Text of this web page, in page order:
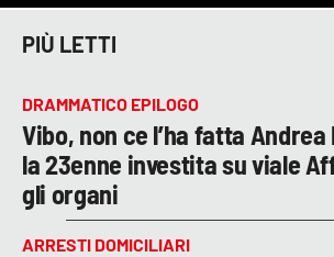
PIÙ LETTI
DRAMMATICO EPILOGO
Vibo, non ce l’ha fatta
la 23enne investita su viale
gli organi
ARRESTI DOMICILIARI